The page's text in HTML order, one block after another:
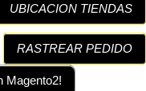
UBICACION TIENDAS
RASTREAR PEDIDO
Magento2!